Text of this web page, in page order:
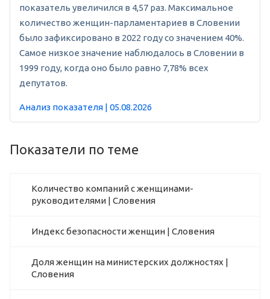
показатель увеличился в 4,57 раз. Максимальное
количество женщин-парламентариев в Словении
было зафиксировано в 2022 году со значением 40%.
Самое низкое значение наблюдалось в Словении в
1999 году, когда оно было равно 7,78% всех
депутатов.
Анализ показателя | 05.08.2026
Показатели по теме
Количество компаний с женщинами-
руководителями | Словения
Индекс безопасности женщин | Словения
Доля женщин на министерских должностях |
Словения